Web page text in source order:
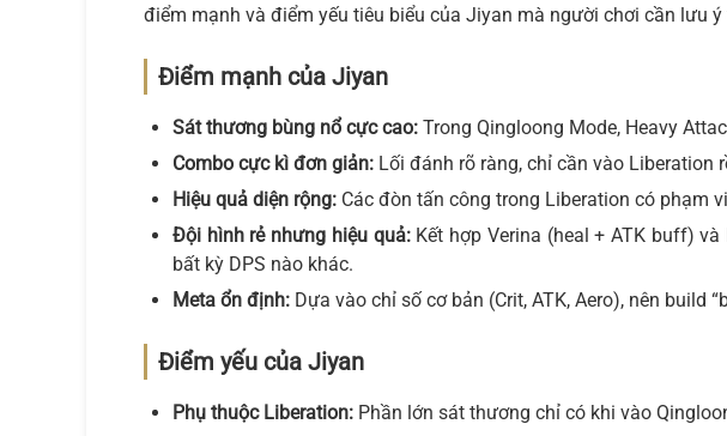
điểm mạnh và điểm yếu tiêu biểu của Jiyan mà người chơi cần lưu
Điểm mạnh của Jiyan
Sát thương bùng nổ cực cao: Trong Qingloong Mode, Heavy
Combo cực kì đơn giản: Lối đánh rõ ràng, chỉ cần vào
Hiệu quả diện rộng: Các đòn tấn công trong Liberation có phạm
Đội hình rẻ nhưng hiệu quả:Kết hợp Verina (heal + ATK buff)
bất kỳ DPS nào khác.
Meta ổn định: Dựa vào chỉ số cơ bản (Crit, ATK, Aero), nên build
Điểm yếu của Jiyan
Phụ thuộc Liberation: Phần lớn sát thương chỉ có khi vào